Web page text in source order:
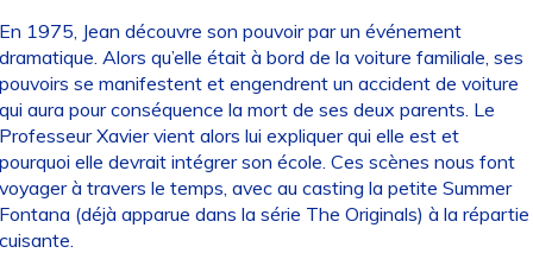
1975, Jean découvre son pouvoir par un événement
Alors qu’elle était à bord de la voiture familiale, ses
se manifestent et engendrent un accident de voiture
aura pour conséquence la mort de ses deux parents. Le
Xavier vient alors lui expliquer qui elle est et
elle devrait intégrer son école. Ces scènes nous font
à travers le temps, avec au casting la petite Summer
(déjà apparue dans la série The Originals) à la répartie